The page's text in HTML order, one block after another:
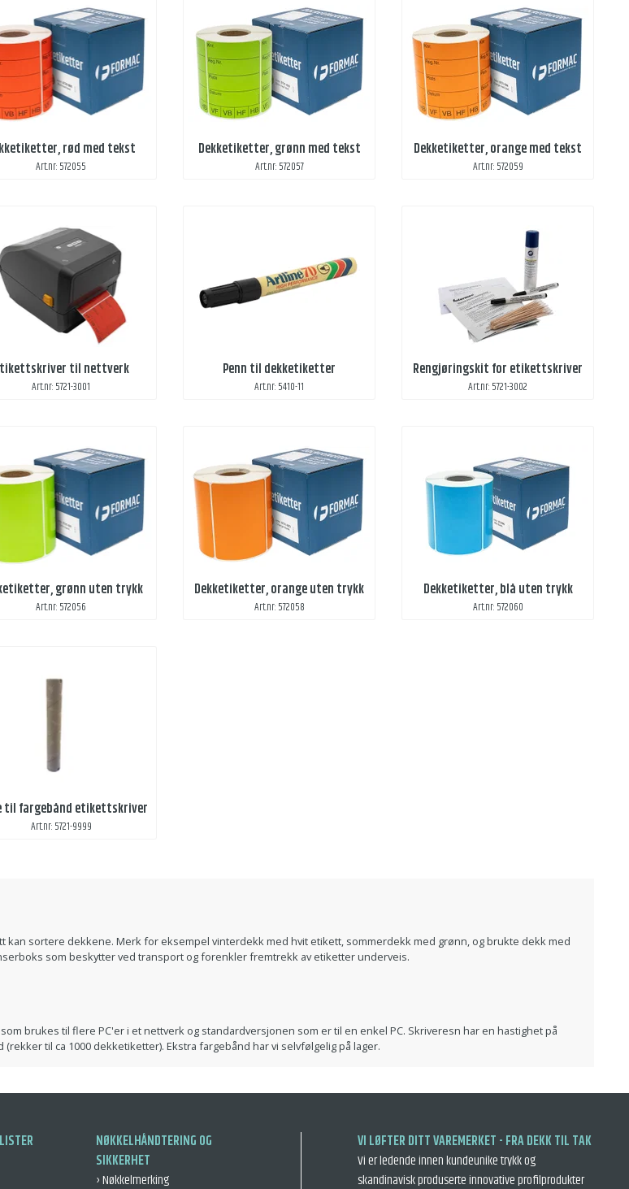
rød med tekst
Art.nr: 572055
Dekketiketter, grønn med tekst
Art.nr: 572057
Dekketiketter, orange med tekst
Art.nr: 572059
til nettverk
Art.nr: 5721-3001
Penn til dekketiketter
Art.nr: 5410-11
Rengjøringskit for etikettskriver
Art.nr: 5721-3002
grønn uten trykk
Art.nr: 572056
Dekketiketter, orange uten trykk
Art.nr: 572058
Dekketiketter, blå uten trykk
Art.nr: 572060
til fargebånd etikettskriver
Art.nr: 5721-9999
sortere dekkene. Merk for eksempel vinterdekk med hvit etikett, sommerdekk med grønn, og brukte dekk med
som beskytter ved transport og forenkler fremtrekk av etiketter underveis.
brukes til flere PC'er i et nettverk og standardversjonen som er til en enkel PC. Skriveresn har en hastighet på
til ca 1000 dekketiketter). Ekstra fargebånd har vi selvfølgelig på lager.
NØKKELHÅNDTERING OG
SIKKERHET
› Nøkkelmerking
VI LØFTER DITT VAREMERKET - FRA DEKK TIL TAK
Vi er ledende innen kundeunike trykk og
skandinavisk produserte innovative profilprodukter